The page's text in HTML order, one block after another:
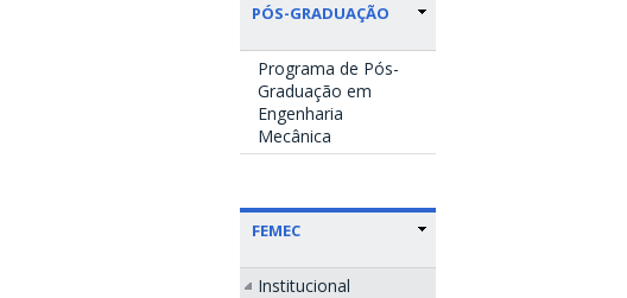
PÓS-GRADUAÇÃO
Programa de Pós-
Graduação em
Engenharia
Mecânica
FEMEC
Institucional